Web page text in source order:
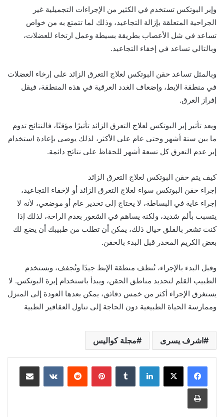
وإبر البوتكس تستخدم في الكثير من الإجراءات التجميلية غير
الجراحية المتعلقة بإزالة التجاعيد، وذلك لما تتمتع به من خواص
تساعد في شل الأعصاب بطريقة بسيطة وعمل ارتخاء للعضلات،
وبالتالي تساعد في إخفاء التجاعيد.
وبالمثل تساعد حقن البوتكس لعلاج التعرق الزائد على إرخاء العضلات
في منطقة الإبط، وإضعاف الغدد العرقية في هذه المنطقة، فيقل
إفراز العرق.
ويعد تأثير إبر البوتكس لعلاج التعرق الزائد تأثيرًا مؤقتًا، فالنتائج تدوم
ما بين ستة أشهر وحتى عام على الأكثر، لذلك يوصى بإعادة استخدام
إبر عدم التعرق كل تسعة أشهر للحفاظ على نتائج دائمة.
كيف يتم حقن البوتكس لعلاج التعرق الزائد
إجراء حقن البوتكس سواء لعلاج التعرق الزائد أو لإخفاء التجاعيد،
إجراء غاية في البساطة، لا يحتاج إلى تخدير عام أو موضعي، لأنه لا
يتسبب بألم شديد، ولكنه يساهم في الشعور بعدم الراحة، لذلك إذا
كنت تشعر بالقلق حيال ذلك، يمكن أن تطلب من طبيبك أن يضع لك
بعض الكريم المخدر قبل البدء بالحقن.
وقبل البدء بالإجراء، تُنظف منطقة الإبط جيدًا وتُجفف، ويستخدم
الطبيب القلم لتحديد مناطق الحقن، ويبدأ باستخدام إبرة البوتكس. لا
يستغرق الإجراء أكثر من خمس دقائق، يمكن بعدها العودة إلى المنزل
وممارسة الحياة الطبيعية دون الحاجة إلى تناول العقاقير الطبية
اشرف يسرى مجلة كواليس
لينكدإن بينتيريست مشاركة عبر البريد
طباعة